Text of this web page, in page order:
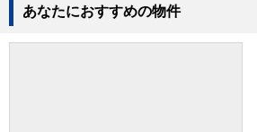
あなたにおすすめの物件